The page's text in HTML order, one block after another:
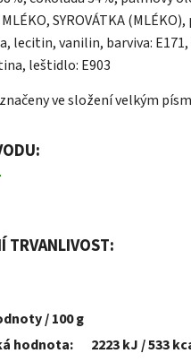
SYROVÁTKA
lecitin, vanilin, barviva: E171,
leštidlo: E903
ve složení velkým
TRVANLIVOST:
/ 100 g
hodnota:
2223 kJ / 533